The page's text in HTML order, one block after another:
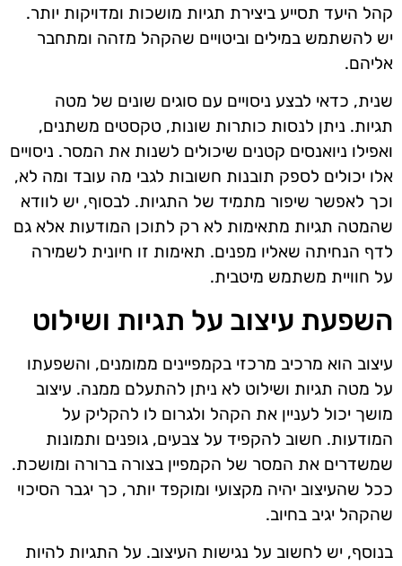
קהל היעד תסייע ביצירת תגיות מושכות ומדויקות יותר.
יש להשתמש במילים וביטויים שהקהל מזהה ומתחבר
אליהם.
שנית, כדאי לבצע ניסויים עם סוגים שונים של מטה
תגיות. ניתן לנסות כותרות שונות, טקסטים משתנים,
ואפילו ניואנסים קטנים שיכולים לשנות את המסר. ניסויים
אלו יכולים לספק תובנות חשובות לגבי מה עובד ומה לא,
וכך לאפשר שיפור מתמיד של התגיות. לבסוף, יש לוודא
שהמטה תגיות מתאימות לא רק לתוכן המודעות אלא גם
לדף הנחיתה שאליו מפנים. תאימות זו חיונית לשמירה
על חוויית משתמש מיטבית.
השפעת עיצוב על תגיות ושילוט
עיצוב הוא מרכיב מרכזי בקמפיינים ממומנים, והשפעתו
על מטה תגיות ושילוט לא ניתן להתעלם ממנה. עיצוב
מושך יכול לעניין את הקהל ולגרום לו להקליק על
המודעות. חשוב להקפיד על צבעים, גופנים ותמונות
שמשדרים את המסר של הקמפיין בצורה ברורה ומושכת.
ככל שהעיצוב יהיה מקצועי ומוקפד יותר, כך יגבר הסיכוי
שהקהל יגיב בחיוב.
בנוסף, יש לחשוב על נגישות העיצוב. על התגיות להיות